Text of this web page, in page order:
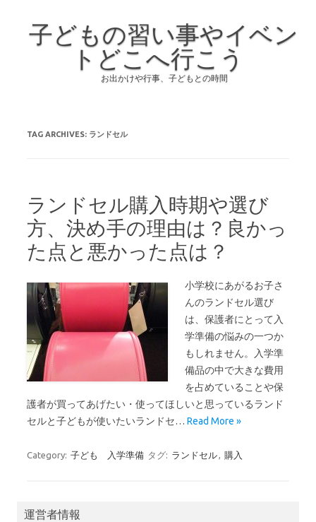
子どもの習い事やイベン
トどこへ行こう
お出かけや行事、子どもとの時間
TAG ARCHIVES: ランドセル
ランドセル購入時期や選び
方、決め手の理由は？良かっ
た点と悪かった点は？
小学校にあがるお子さ
んのランドセル選び
は、保護者にとって入
学準備の悩みの一つか
もしれません。入学準
備品の中で大きな費用
を占めていることや保
護者が買ってあげたい・使ってほしいと思っているランド
セルと子どもが使いたいランドセ… Read More »
Category: 子ども 入学準備 タグ: ランドセル, 購入
運営者情報